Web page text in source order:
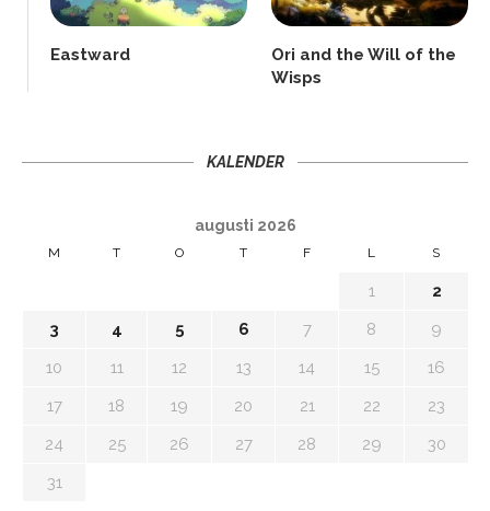
Eastward
Ori and the Will of the
Wisps
KALENDER
augusti 2026
M T O T F L S
1
2
3
4 5 6 7 8
9
10
11 12 13 14 15
16
17
18 19 20 21 22
23
24
25 26 27 28 29
30
31